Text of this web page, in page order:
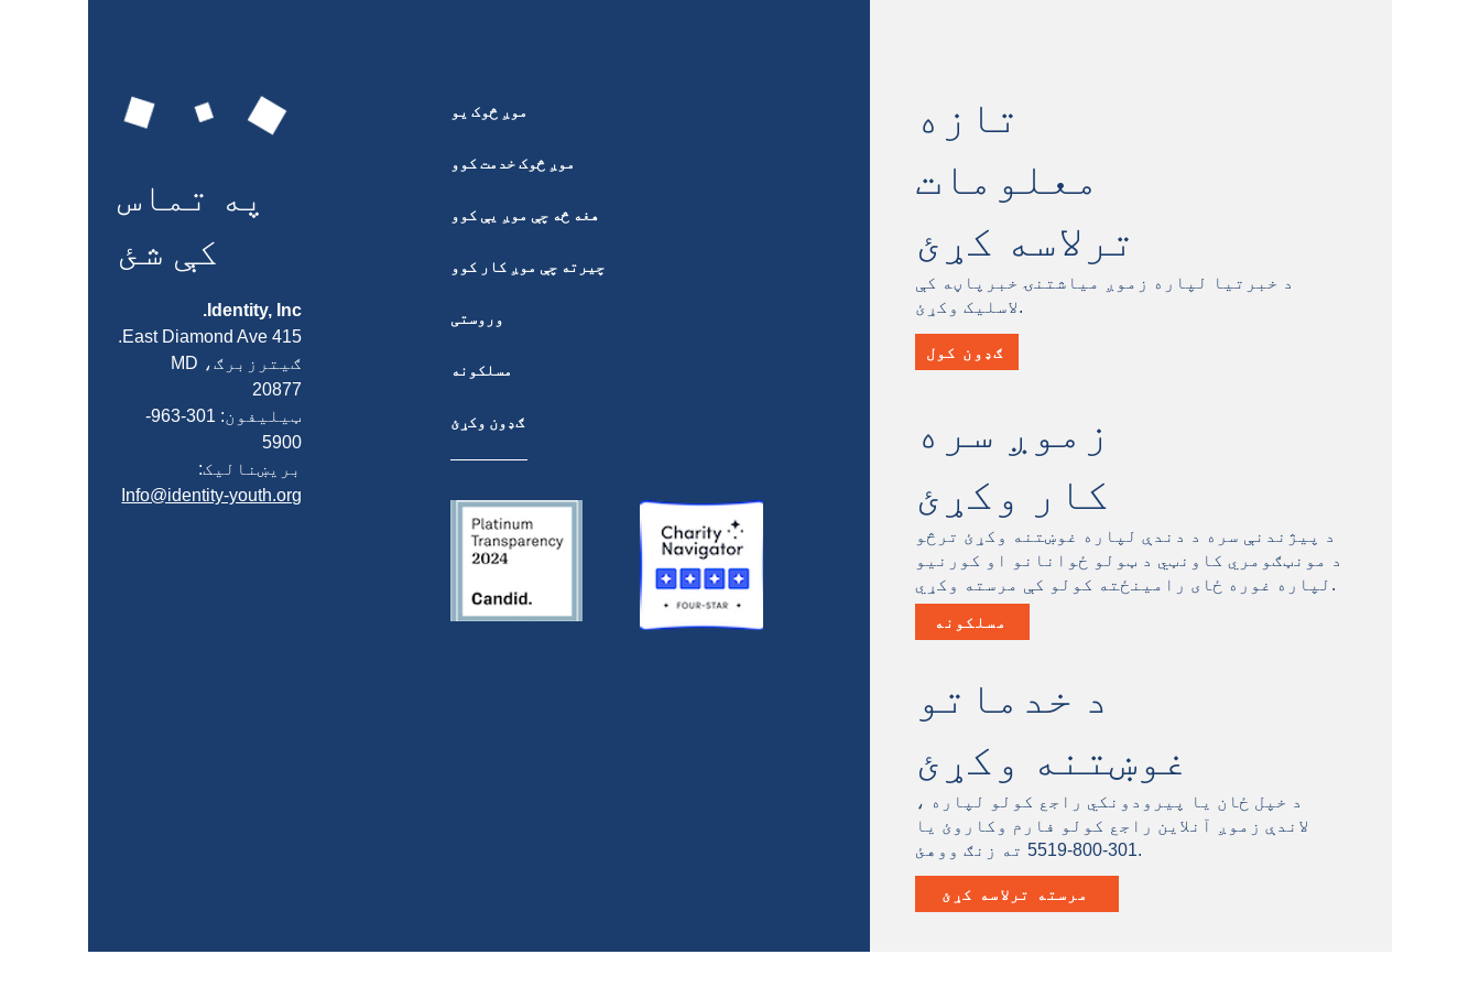
په تماس
کې شئ
Identity, Inc.
415 East Diamond Ave.
ګیترزبرګ، MD
20877
ټیلیفون: 301-963-
5900
بریښنالیک:
Info@identity-youth.org
موږ څوک یو
موږ څوک خدمت کوو
هغه څه چې موږ یې کوو
چیرته چې موږ کار کوو
وروستی
مسلکونه
ګډون وکړئ
تازه
معلومات
ترلاسه کړئ
د خبرتیا لپاره زموږ میاشتنۍ خبرپاڼه کې
لاسلیک وکړئ.
ګډون کول
زموږ سره
کار وکړئ
د پیژندنې سره د دندې لپاره غوښتنه وکړئ ترڅو
د مونټګومري کاونټي د ټولو ځوانانو او کورنیو
لپاره غوره ځای رامینځته کولو کې مرسته وکړي.
مسلکونه
د خدماتو
غوښتنه وکړئ
د خپل ځان یا پیرودونکي راجع کولو لپاره ،
لاندې زموږ آنلاین راجع کولو فارم وکاروئ یا
301-800-5519 ته زنګ ووهئ.
مرسته ترلاسه کړئ